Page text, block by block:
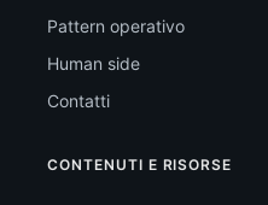
Pattern operativo
Human side
Contatti
CONTENUTI E RISORSE